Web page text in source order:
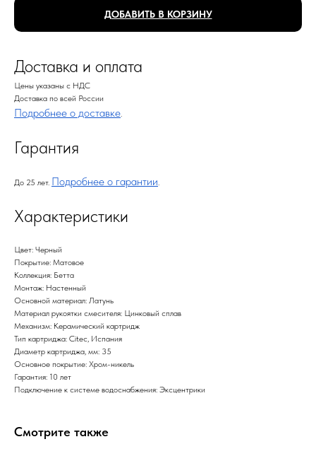
ДОБАВИТЬ В КОРЗИНУ
Доставка и оплата
Цены указаны с НДС
Доставка по всей России
Подробнее о доставке.
Гарантия
До 25 лет. Подробнее о гарантии.
Характеристики
Цвет: Черный
Покрытие: Матовое
Коллекция: Бетта
Монтаж: Настенный
Основной материал: Латунь
Материал рукоятки смесителя: Цинковый сплав
Механизм: Керамический картридж
Тип картриджа: Citec, Испания
Диаметр картриджа, мм: 35
Основное покрытие: Хром-никель
Гарантия: 10 лет
Подключение к системе водоснабжения: Эксцентрики
Смотрите также